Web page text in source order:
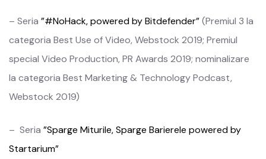
– Seria ”#NoHack, powered by Bitdefender”(Premiul 3 la
categoria Best Use of Video, Webstock 2019; Premiul
special Video Production, PR Awards 2019; nominalizare
la categoria Best Marketing & Technology Podcast,
Webstock 2019)
– Seria ”Sparge Miturile, Sparge Barierele powered by
Startarium”